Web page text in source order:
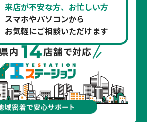
来店が不安な方、お忙しい方
スマホやパソコンから
お気軽にご相談いただけます